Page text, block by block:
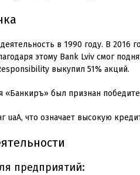
в 1990 году. В 2016
этому Bank Lviv смог
выкупил 51% акций.
«Банкиръ» был признан
uaA, что означает высокую
предприятий: